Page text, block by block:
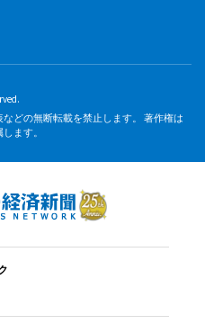
どの無断転載を禁止します。 著作権は
ます。